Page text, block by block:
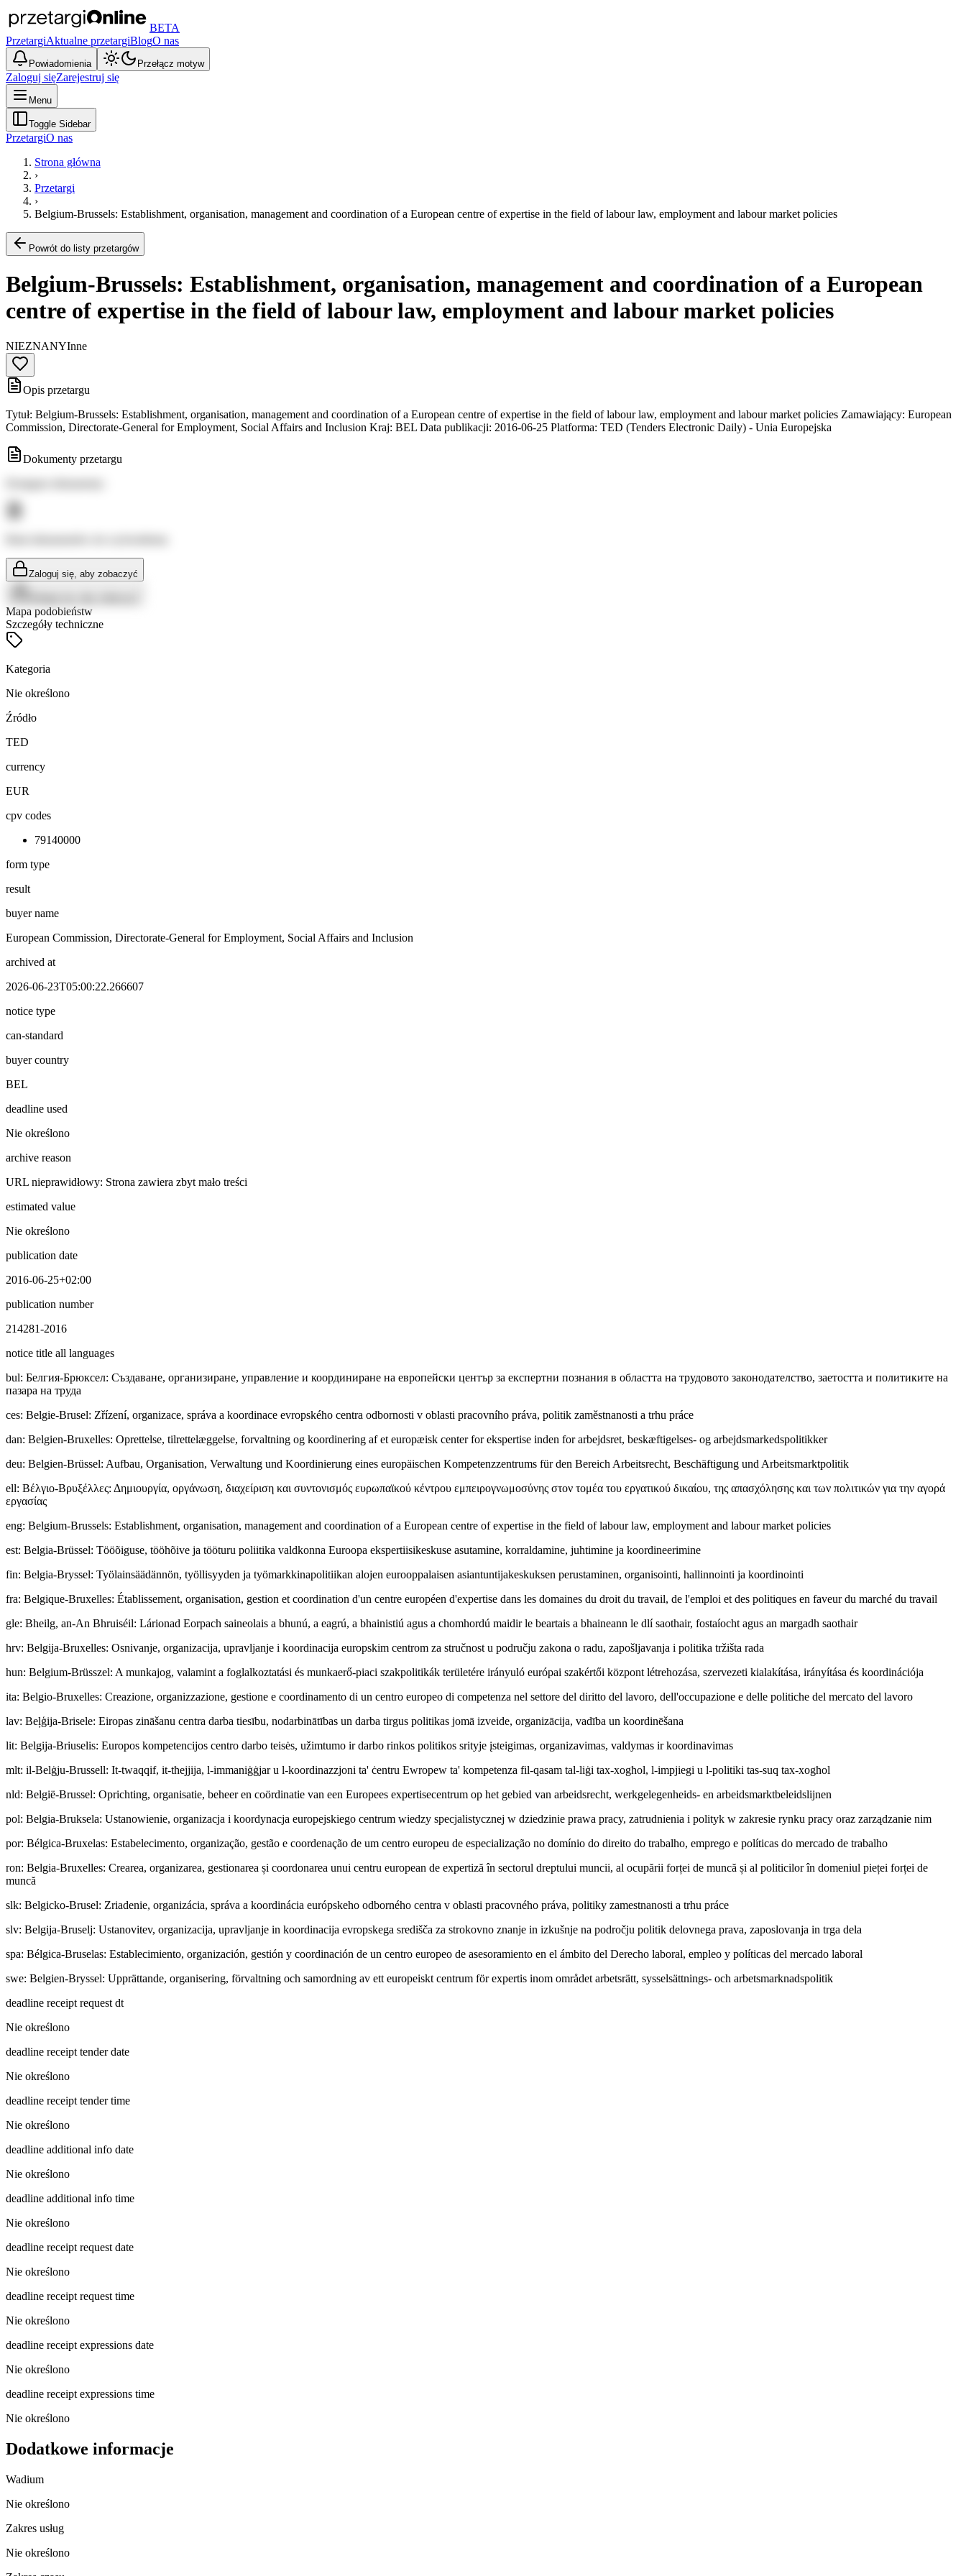
BETA
PrzetargiAktualne przetargiBlogO nas
Powiadomienia Przełącz motyw
Zaloguj sięZarejestruj się
Menu
Toggle Sidebar
PrzetargiO nas
Strona główna
›
Przetargi
›
Belgium-Brussels: Establishment, organisation, management and coordination of a European centre of expertise in the field of labour law, employment and labour market policies
Powrót do listy przetargów
Belgium-Brussels: Establishment, organisation, management and coordination of a European
centre of expertise in the field of labour law, employment and labour market policies
NIEZNANYInne
Opis przetargu
Tytuł: Belgium-Brussels: Establishment, organisation, management and coordination of a European centre of expertise in the field of labour law, employment and labour market policies Zamawiający: European
Commission, Directorate-General for Employment, Social Affairs and Inclusion Kraj: BEL Data publikacji: 2016-06-25 Platforma: TED (Tenders Electronic Daily) - Unia Europejska
Dokumenty przetargu
Zaloguj się, aby zobaczyć
Mapa podobieństw
Szczegóły techniczne
Kategoria
Nie określono
Źródło
TED
currency
EUR
cpv codes
79140000
form type
result
buyer name
European Commission, Directorate-General for Employment, Social Affairs and Inclusion
archived at
2026-06-23T05:00:22.266607
notice type
can-standard
buyer country
BEL
deadline used
Nie określono
archive reason
URL nieprawidłowy: Strona zawiera zbyt mało treści
estimated value
Nie określono
publication date
2016-06-25+02:00
publication number
214281-2016
notice title all languages
bul: Бeлгия-Брюксел: Създаване, организиране, управление и координиране на европейски център за експертни познания в областта на трудовото законодателство, заетостта и политиките на
пазара на труда
ces: Belgie-Brusel: Zřízení, organizace, správa a koordinace evropského centra odbornosti v oblasti pracovního práva, politik zaměstnanosti a trhu práce
dan: Belgien-Bruxelles: Oprettelse, tilrettelæggelse, forvaltning og koordinering af et europæisk center for ekspertise inden for arbejdsret, beskæftigelses- og arbejdsmarkedspolitikker
deu: Belgien-Brüssel: Aufbau, Organisation, Verwaltung und Koordinierung eines europäischen Kompetenzzentrums für den Bereich Arbeitsrecht, Beschäftigung und Arbeitsmarktpolitik
ell: Βέλγιο-Βρυξέλλες: Δημιουργία, οργάνωση, διαχείριση και συντονισμός ευρωπαϊκού κέντρου εμπειρογνωμοσύνης στον τομέα του εργατικού δικαίου, της απασχόλησης και των πολιτικών για την αγορά
εργασίας
eng: Belgium-Brussels: Establishment, organisation, management and coordination of a European centre of expertise in the field of labour law, employment and labour market policies
est: Belgia-Brüssel: Tööõiguse, tööhõive ja tööturu poliitika valdkonna Euroopa ekspertiisikeskuse asutamine, korraldamine, juhtimine ja koordineerimine
fin: Belgia-Bryssel: Työlainsäädännön, työllisyyden ja työmarkkinapolitiikan alojen eurooppalaisen asiantuntijakeskuksen perustaminen, organisointi, hallinnointi ja koordinointi
fra: Belgique-Bruxelles: Établissement, organisation, gestion et coordination d'un centre européen d'expertise dans les domaines du droit du travail, de l'emploi et des politiques en faveur du marché du travail
gle: Bheilg, an-An Bhruiséil: Lárionad Eorpach saineolais a bhunú, a eagrú, a bhainistiú agus a chomhordú maidir le beartais a bhaineann le dlí saothair, fostaíocht agus an margadh saothair
hrv: Belgija-Bruxelles: Osnivanje, organizacija, upravljanje i koordinacija europskim centrom za stručnost u području zakona o radu, zapošljavanja i politika tržišta rada
hun: Belgium-Brüsszel: A munkajog, valamint a foglalkoztatási és munkaerő-piaci szakpolitikák területére irányuló európai szakértői központ létrehozása, szervezeti kialakítása, irányítása és koordinációja
ita: Belgio-Bruxelles: Creazione, organizzazione, gestione e coordinamento di un centro europeo di competenza nel settore del diritto del lavoro, dell'occupazione e delle politiche del mercato del lavoro
lav: Beļģija-Brisele: Eiropas zināšanu centra darba tiesību, nodarbinātības un darba tirgus politikas jomā izveide, organizācija, vadība un koordinēšana
lit: Belgija-Briuselis: Europos kompetencijos centro darbo teisės, užimtumo ir darbo rinkos politikos srityje įsteigimas, organizavimas, valdymas ir koordinavimas
mlt: il-Belġju-Brussell: It-twaqqif, it-tħejjija, l-immaniġġjar u l-koordinazzjoni ta' ċentru Ewropew ta' kompetenza fil-qasam tal-liġi tax-xogħol, l-impjiegi u l-politiki tas-suq tax-xogħol
nld: België-Brussel: Oprichting, organisatie, beheer en coördinatie van een Europees expertisecentrum op het gebied van arbeidsrecht, werkgelegenheids- en arbeidsmarktbeleidslijnen
pol: Belgia-Bruksela: Ustanowienie, organizacja i koordynacja europejskiego centrum wiedzy specjalistycznej w dziedzinie prawa pracy, zatrudnienia i polityk w zakresie rynku pracy oraz zarządzanie nim
por: Bélgica-Bruxelas: Estabelecimento, organização, gestão e coordenação de um centro europeu de especialização no domínio do direito do trabalho, emprego e políticas do mercado de trabalho
ron: Belgia-Bruxelles: Crearea, organizarea, gestionarea și coordonarea unui centru european de expertiză în sectorul dreptului muncii, al ocupării forței de muncă și al politicilor în domeniul pieței forței de
muncă
slk: Belgicko-Brusel: Zriadenie, organizácia, správa a koordinácia európskeho odborného centra v oblasti pracovného práva, politiky zamestnanosti a trhu práce
slv: Belgija-Bruselj: Ustanovitev, organizacija, upravljanje in koordinacija evropskega središča za strokovno znanje in izkušnje na področju politik delovnega prava, zaposlovanja in trga dela
spa: Bélgica-Bruselas: Establecimiento, organización, gestión y coordinación de un centro europeo de asesoramiento en el ámbito del Derecho laboral, empleo y políticas del mercado laboral
swe: Belgien-Bryssel: Upprättande, organisering, förvaltning och samordning av ett europeiskt centrum för expertis inom området arbetsrätt, sysselsättnings- och arbetsmarknadspolitik
deadline receipt request dt
Nie określono
deadline receipt tender date
Nie określono
deadline receipt tender time
Nie określono
deadline additional info date
Nie określono
deadline additional info time
Nie określono
deadline receipt request date
Nie określono
deadline receipt request time
Nie określono
deadline receipt expressions date
Nie określono
deadline receipt expressions time
Nie określono
Dodatkowe informacje
Wadium
Nie określono
Zakres usług
Nie określono